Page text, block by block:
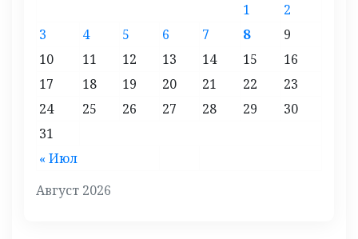
Август 2026
« Июл
1
2
3
4 5 6 7 8
9
10
11 12 13 14 15
16
17
18 19 20 21 22
23
24
25 26 27 28 29
30
31